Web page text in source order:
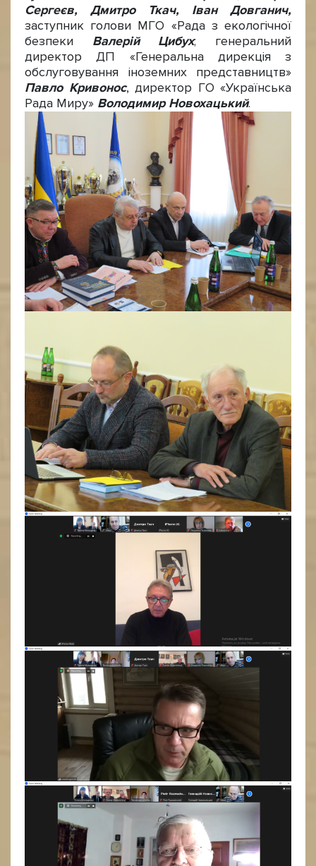
Сергеєв, Дмитро Ткач, Іван Довганич,
заступник голови МГО «Рада з екологічної
безпеки Валерій Цибух; генеральний
директор ДП «Генеральна дирекція з
обслуговування іноземних представництв»
Павло Кривонос, директор ГО «Українська
Рада Миру» Володимир Новохацький.